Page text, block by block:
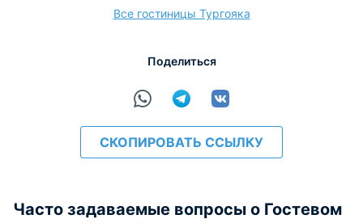
Все гостиницы Тургояка
Поделиться
СКОПИРОВАТЬ ССЫЛКУ
Часто задаваемые вопросы о Гостевом